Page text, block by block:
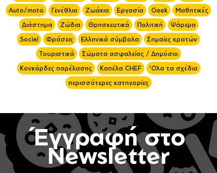
Auto/moto
Γενέθλια Ζωάκια Εργασία Geek
Μαθητικές
Διάστημα
Ζώδια Θρησκευτικά Πολιτική
Ψάρεμα
Social
Φράσεις Ελληνικά σύμβολα
Σημαίες κρατών
Τουριστικά
Σώματα ασφαλείας / Δημόσιο
Κονκάρδες παρέλασης
Καπέλα CHEF
'Ολα τα σχέδια
περισσότερες κατηγορίες
Έγγραφή στο
Newsletter